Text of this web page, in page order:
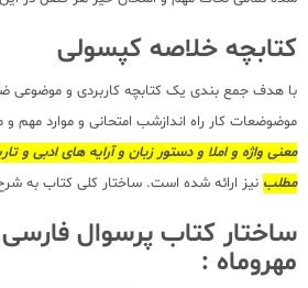
کتابچه خلاصه کپسولی
با هدف جمع بندی یک کتابچه کاربردی و موضوعی
موضوضعات کار راه اندازشب امتحانی و موارد مهم
معنی واژه و املا و دستور زبان و آرایه های ادبی و
مطلب نیز ارائه شده است. ساختار کلی کتاب به
ساختار کتاب پرسوال
مهروماه :